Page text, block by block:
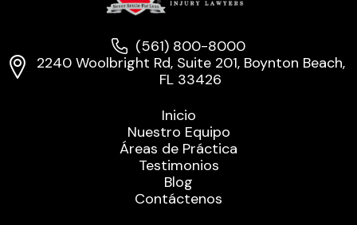
(561) 800-8000
2240 Woolbright Rd, Suite 201, Boynton Beach,
FL 33426
Inicio
Nuestro Equipo
Áreas de Práctica
Testimonios
Blog
Contáctenos